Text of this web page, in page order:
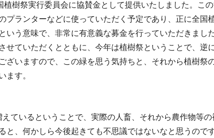
樹祭実行委員会に協賛金として提供いたしました。こ
プランターなどに使っていただく予定であり、正に全国
いう意味で、非常に有意義な募金を行っていただきまし
せていただくとともに、今年は植樹祭ということで、逆
ざいますので、この緑を思う気持ちと、それから植樹祭
ます。
ているということで、実際の人畜、それから農作物等
と、何かしら今後起きても不思議ではないなと思うので